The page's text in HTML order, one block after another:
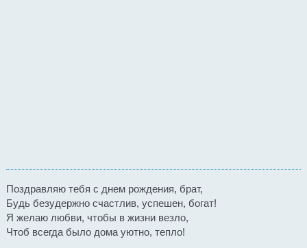
Поздравляю тебя с днем рождения, брат,
Будь безудержно счастлив, успешен, богат!
Я желаю любви, чтобы в жизни везло,
Чтоб всегда было дома уютно, тепло!